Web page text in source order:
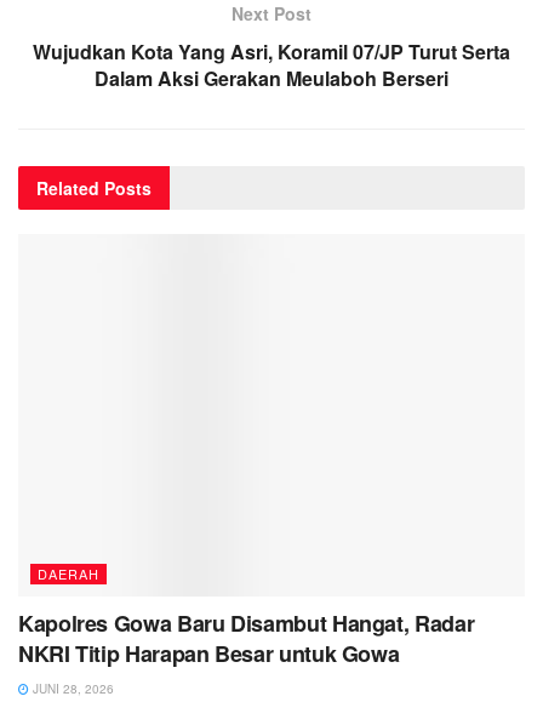
Next Post
Wujudkan Kota Yang Asri, Koramil 07/JP Turut Serta
Dalam Aksi Gerakan Meulaboh Berseri
Related Posts
DAERAH
Kapolres Gowa Baru Disambut Hangat, Radar
NKRI Titip Harapan Besar untuk Gowa
JUNI 28, 2026